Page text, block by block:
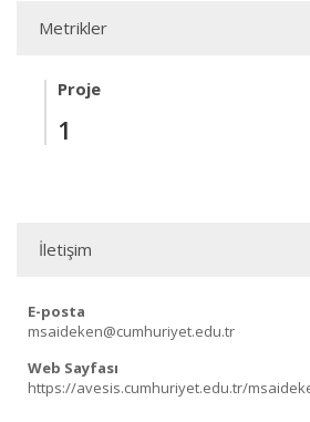
Metrikler
Proje
1
İletişim
E-posta
msaideken@cumhuriyet.edu.tr
Web Sayfası
https://avesis.cumhuriyet.edu.tr/